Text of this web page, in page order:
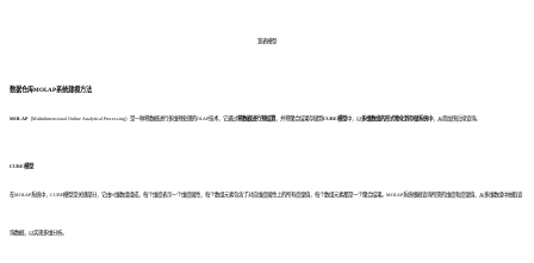
宽表模型
数据仓库MOLAP系统建模方法
MOLAP（Multidimensional Online Analytical Processing）是一种将数据进行多维预处理的OLAP技术，它通过将数据进行预结算，并将聚合结果存储到 CUBE模型中，以 多维数组的形式物化到存储系统中 ，从而加快后续查询。
CUBE模型
在MOLAP系统中，CUBE模型是关键部分，它由N维数组组成，每个维度表示一个维度属性，每个数组元素包含了对应维度属性上的所有度量值，每个数组元素都是一个聚合结果。MOLAP系统根据查询所需的维度和度量值，从多维数组中抽取查
询数据，以实现多维分析。